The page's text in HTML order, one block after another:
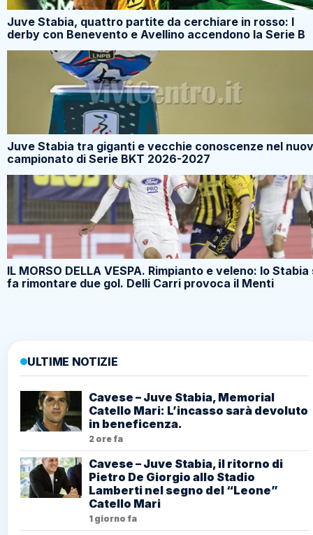
Juve Stabia, quattro partite da cerchiare in rosso: I
derby con Benevento e Avellino accendono la Serie B
Juve Stabia tra giganti e vecchie conoscenze nel
campionato di Serie BKT 2026-2027
IL MORSO DELLA VESPA. Rimpianto e veleno: lo Stabia
fa rimontare due gol. Delli Carri provoca il Menti
ULTIME NOTIZIE
Cavese – Juve Stabia, Memorial
Catello Mari: L’incasso sarà devoluto
in beneficenza.
2 ore fa
Cavese – Juve Stabia, il ritorno di
Pietro De Giorgio allo Stadio
Lamberti nel segno del “Leone”
Catello Mari
1 giorno fa